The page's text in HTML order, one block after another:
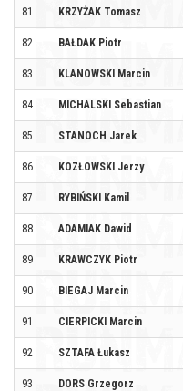
81 KRZYŻAK Tomasz
82 BAŁDAK Piotr
83 KLANOWSKI Marcin
84 MICHALSKI Sebastian
85 STANOCH Jarek
86 KOZŁOWSKI Jerzy
87 RYBIŃSKI Kamil
88 ADAMIAK Dawid
89 KRAWCZYK Piotr
90 BIEGAJ Marcin
91 CIERPICKI Marcin
92 SZTAFA Łukasz
93 DORS Grzegorz